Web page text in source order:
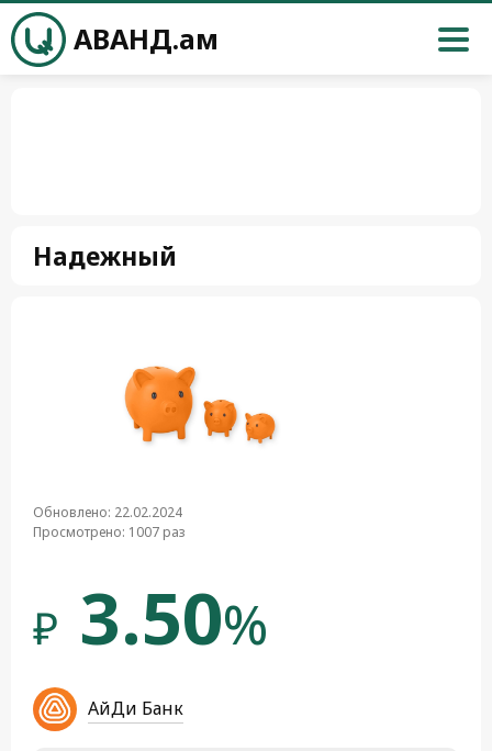
АВАНД.ам
Надежный
Обновлено: 22.02.2024
Просмотрено: 1007 раз
₽ 3.50%
АйДи Банк